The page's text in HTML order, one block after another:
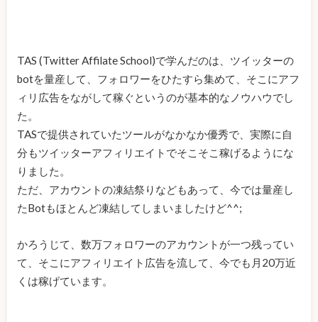
TAS (Twitter Affilate School)で学んだのは、ツイッターの
botを量産して、フォロワーをひたすら集めて、そこにアフ
ィリ広告をながして稼ぐというのが基本的なノウハウでし
た。
TASで提供されていたツールがなかなか優秀で、実際に自
分もツイッターアフィリエイトでそこそこ稼げるようにな
りました。
ただ、アカウントの凍結祭りなどもあって、今では量産し
たBotもほとんど凍結してしまいましたけど^^;
かろうじて、数万フォロワーのアカウントが一つ残ってい
て、そこにアフィリエイト広告を流して、今でも月20万近
くは稼げています。